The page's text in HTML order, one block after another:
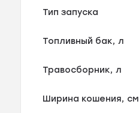
Тип запуска
Топливный бак, л
Травосборник, л
Ширина кошения, см